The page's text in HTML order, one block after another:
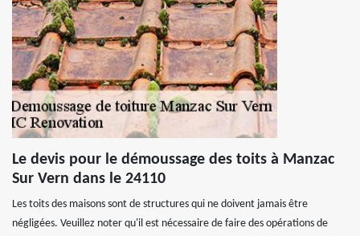
Le devis pour le démoussage des toits à Manzac
Sur Vern dans le 24110
Les toits des maisons sont de structures qui ne doivent jamais être
négligées. Veuillez noter qu'il est nécessaire de faire des opérations de